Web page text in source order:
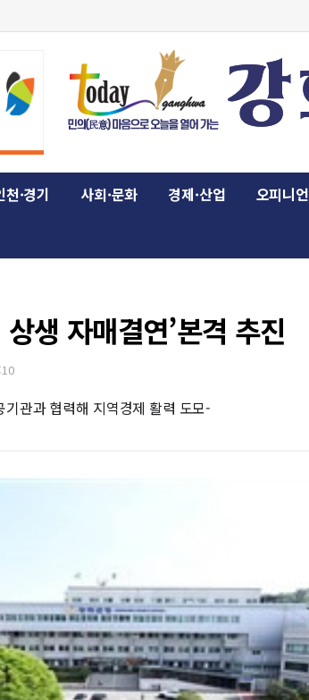
천·경기 사회·문화 경제·산업 오피니언
생 자매결연’본격 추진
기관과 협력해 지역경제 활력 도모-